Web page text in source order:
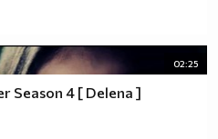
02:25
Season 4 [ Delena ]